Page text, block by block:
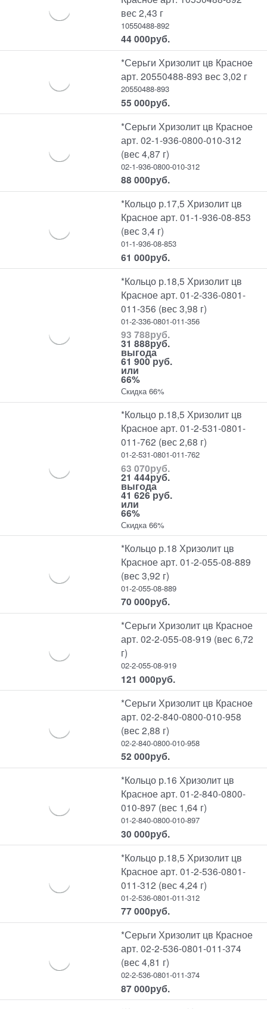
вес 2,43 г
10550488-892
44 000руб.
*Серьги Хризолит цв Красное
арт. 20550488-893 вес 3,02 г
20550488-893
55 000руб.
*Серьги Хризолит цв Красное
арт. 02-1-936-0800-010-312
(вес 4,87 г)
02-1-936-0800-010-312
88 000руб.
*Кольцо р.17,5 Хризолит цв
Красное арт. 01-1-936-08-853
(вес 3,4 г)
01-1-936-08-853
61 000руб.
*Кольцо р.18,5 Хризолит цв
Красное арт. 01-2-336-0801-
011-356 (вес 3,98 г)
01-2-336-0801-011-356
93 788руб.
31 888руб.
выгода
61 900 руб.
или
66%
Скидка 66%
*Кольцо р.18,5 Хризолит цв
Красное арт. 01-2-531-0801-
011-762 (вес 2,68 г)
01-2-531-0801-011-762
63 070руб.
21 444руб.
выгода
41 626 руб.
или
66%
Скидка 66%
*Кольцо р.18 Хризолит цв
Красное арт. 01-2-055-08-889
(вес 3,92 г)
01-2-055-08-889
70 000руб.
*Серьги Хризолит цв Красное
арт. 02-2-055-08-919 (вес 6,72
г)
02-2-055-08-919
121 000руб.
*Серьги Хризолит цв Красное
арт. 02-2-840-0800-010-958
(вес 2,88 г)
02-2-840-0800-010-958
52 000руб.
*Кольцо р.16 Хризолит цв
Красное арт. 01-2-840-0800-
010-897 (вес 1,64 г)
01-2-840-0800-010-897
30 000руб.
*Кольцо р.18,5 Хризолит цв
Красное арт. 01-2-536-0801-
011-312 (вес 4,24 г)
01-2-536-0801-011-312
77 000руб.
*Серьги Хризолит цв Красное
арт. 02-2-536-0801-011-374
(вес 4,81 г)
02-2-536-0801-011-374
87 000руб.